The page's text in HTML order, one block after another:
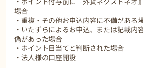
場合
・重複・その他お申込内容に不備がある
・いたずらによるお申込、または記載内
偽があった場合
・ポイント目当てと判断された場合
・法人様の口座開設